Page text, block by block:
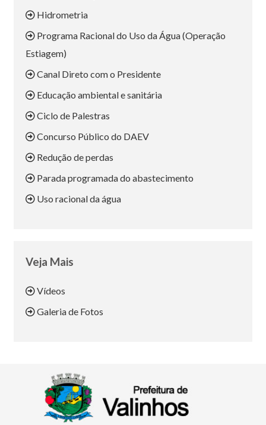
Hidrometria
Programa Racional do Uso da Água (Operação
Estiagem)
Canal Direto com o Presidente
Educação ambiental e sanitária
Ciclo de Palestras
Concurso Público do DAEV
Redução de perdas
Parada programada do abastecimento
Uso racional da água
Veja Mais
Vídeos
Galeria de Fotos